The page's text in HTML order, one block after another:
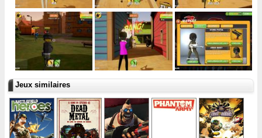
Jeux similaires